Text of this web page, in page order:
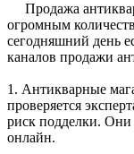
Продажа
огромным
сегодняшний день
каналов продажи
1. Антикварные
проверяется
риск подделки. Они
онлайн.